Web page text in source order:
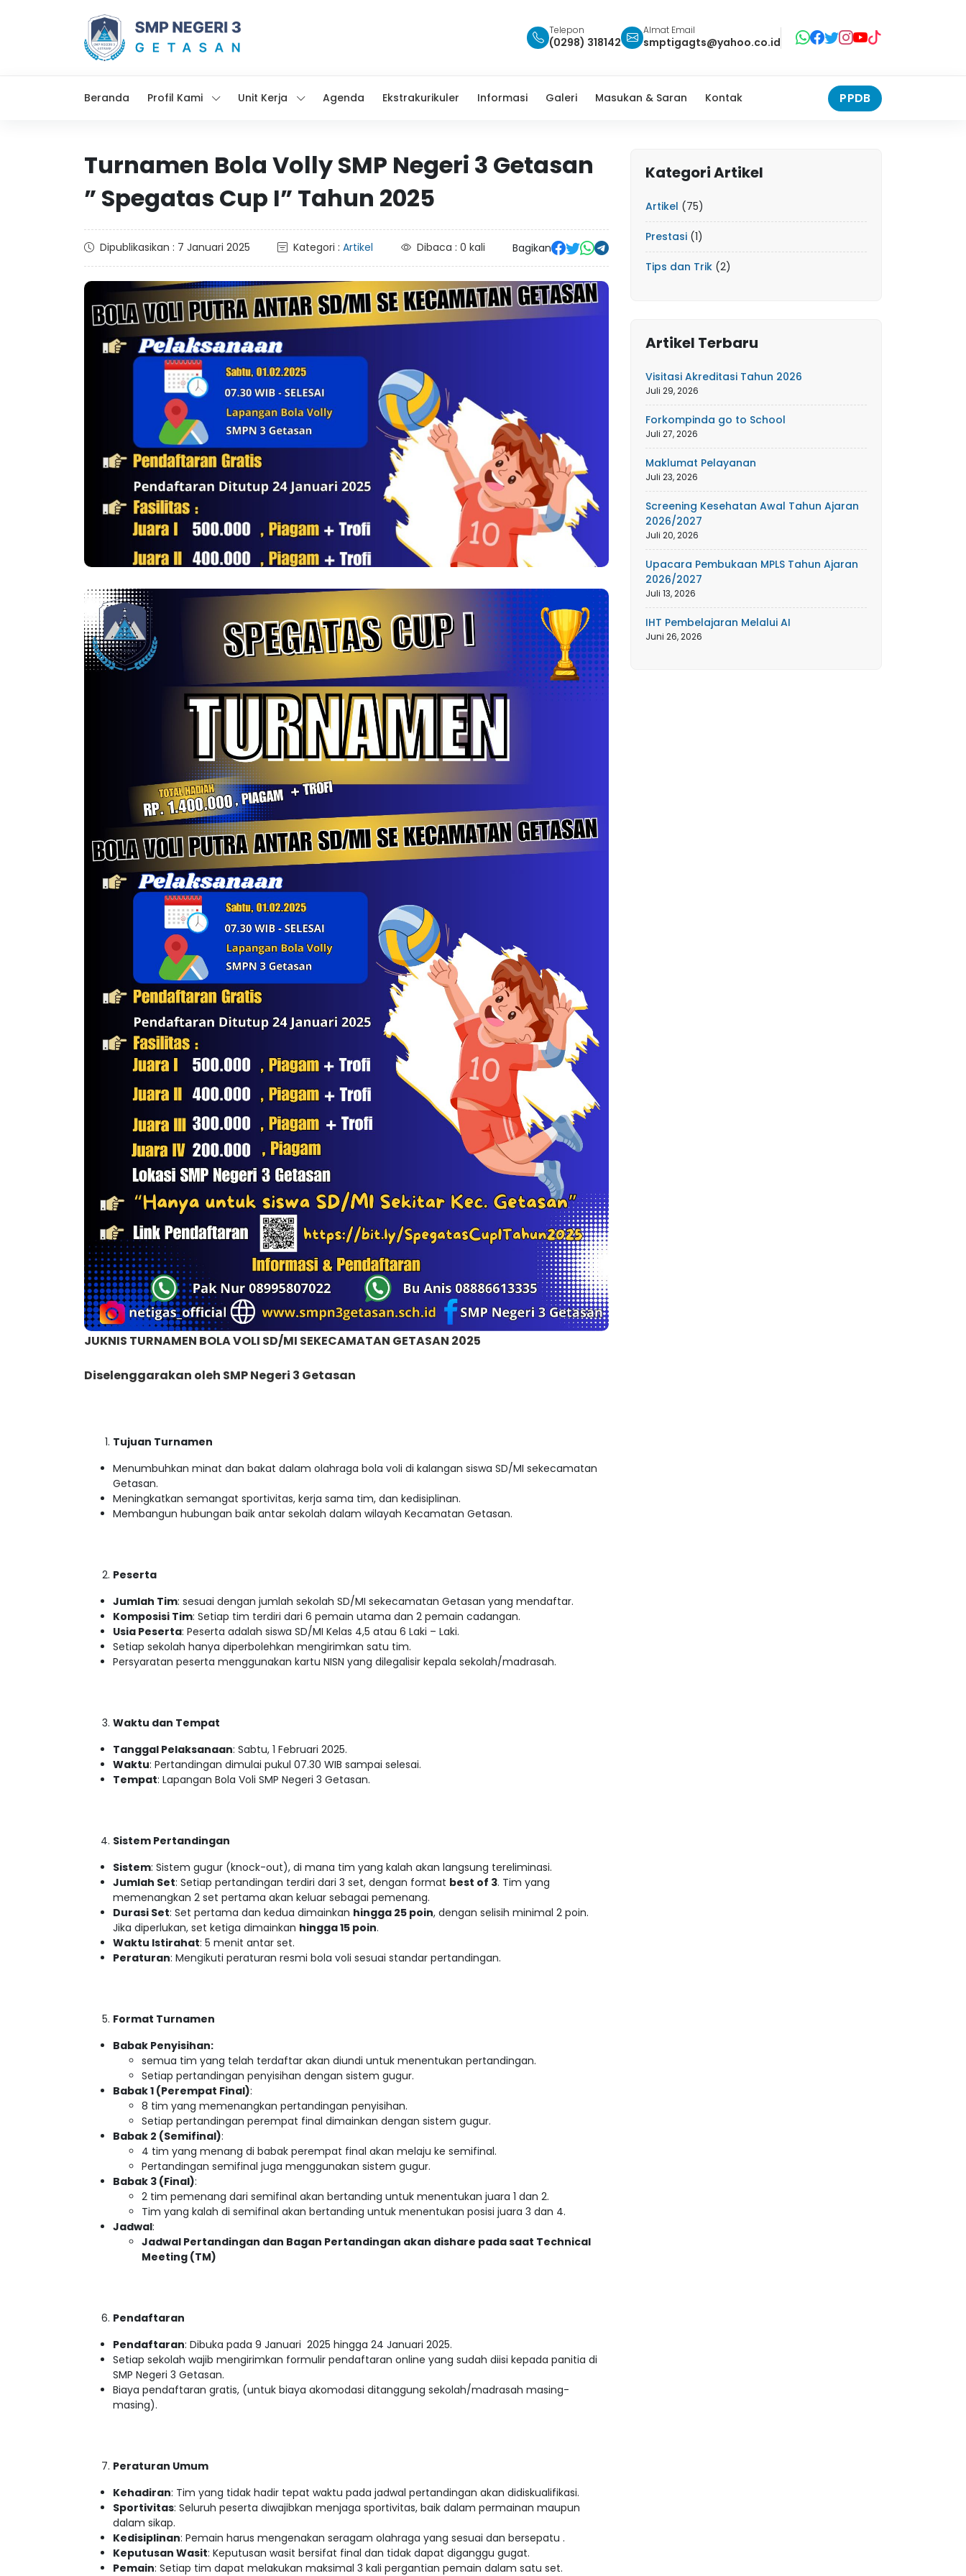
Telepon
(0298) 318142
Almat Email
smptigagts@yahoo.co.id
Beranda Profil Kami Unit Kerja Agenda Ekstrakurikuler Informasi Galeri Masukan & Saran Kontak PPDB
Turnamen Bola Volly SMP Negeri 3 Getasan
” Spegatas Cup I” Tahun 2025
Dipublikasikan : 7 Januari 2025 Kategori :Artikel Dibaca : 0 kali Bagikan
JUKNIS TURNAMEN BOLA VOLI SD/MI SEKECAMATAN GETASAN 2025
Diselenggarakan oleh SMP Negeri 3 Getasan
Tujuan Turnamen
Menumbuhkan minat dan bakat dalam olahraga bola voli di kalangan siswa SD/MI sekecamatan
Getasan.
Meningkatkan semangat sportivitas, kerja sama tim, dan kedisiplinan.
Membangun hubungan baik antar sekolah dalam wilayah Kecamatan Getasan.
Peserta
Jumlah Tim: sesuai dengan jumlah sekolah SD/MI sekecamatan Getasan yang mendaftar.
Komposisi Tim: Setiap tim terdiri dari 6 pemain utama dan 2 pemain cadangan.
Usia Peserta: Peserta adalah siswa SD/MI Kelas 4,5 atau 6 Laki – Laki.
Setiap sekolah hanya diperbolehkan mengirimkan satu tim.
Persyaratan peserta menggunakan kartu NISN yang dilegalisir kepala sekolah/madrasah.
Waktu dan Tempat
Tanggal Pelaksanaan: Sabtu, 1 Februari 2025.
Waktu: Pertandingan dimulai pukul 07.30 WIB sampai selesai.
Tempat: Lapangan Bola Voli SMP Negeri 3 Getasan.
Sistem Pertandingan
Sistem: Sistem gugur (knock-out), di mana tim yang kalah akan langsung tereliminasi.
Jumlah Set: Setiap pertandingan terdiri dari 3 set, dengan format best of 3. Tim yang
memenangkan 2 set pertama akan keluar sebagai pemenang.
Durasi Set: Set pertama dan kedua dimainkan hingga 25 poin, dengan selisih minimal 2 poin.
Jika diperlukan, set ketiga dimainkan hingga 15 poin.
Waktu Istirahat: 5 menit antar set.
Peraturan: Mengikuti peraturan resmi bola voli sesuai standar pertandingan.
Format Turnamen
Babak Penyisihan:
semua tim yang telah terdaftar akan diundi untuk menentukan pertandingan.
Setiap pertandingan penyisihan dengan sistem gugur.
Babak 1 (Perempat Final):
8 tim yang memenangkan pertandingan penyisihan.
Setiap pertandingan perempat final dimainkan dengan sistem gugur.
Babak 2 (Semifinal):
4 tim yang menang di babak perempat final akan melaju ke semifinal.
Pertandingan semifinal juga menggunakan sistem gugur.
Babak 3 (Final):
2 tim pemenang dari semifinal akan bertanding untuk menentukan juara 1 dan 2.
Tim yang kalah di semifinal akan bertanding untuk menentukan posisi juara 3 dan 4.
Jadwal:
Jadwal Pertandingan dan Bagan Pertandingan akan dishare pada saat Technical
Meeting (TM)
Pendaftaran
Pendaftaran: Dibuka pada 9 Januari 2025 hingga 24 Januari 2025.
Setiap sekolah wajib mengirimkan formulir pendaftaran online yang sudah diisi kepada panitia di
SMP Negeri 3 Getasan.
Biaya pendaftaran gratis, (untuk biaya akomodasi ditanggung sekolah/madrasah masing-
masing).
Peraturan Umum
Kehadiran: Tim yang tidak hadir tepat waktu pada jadwal pertandingan akan didiskualifikasi.
Sportivitas: Seluruh peserta diwajibkan menjaga sportivitas, baik dalam permainan maupun
dalam sikap.
Kedisiplinan: Pemain harus mengenakan seragam olahraga yang sesuai dan bersepatu .
Keputusan Wasit: Keputusan wasit bersifat final dan tidak dapat diganggu gugat.
Pemain: Setiap tim dapat melakukan maksimal 3 kali pergantian pemain dalam satu set.
Kategori Artikel
Artikel (75)
Prestasi (1)
Tips dan Trik (2)
Artikel Terbaru
Visitasi Akreditasi Tahun 2026
Juli 29, 2026
Forkompinda go to School
Juli 27, 2026
Maklumat Pelayanan
Juli 23, 2026
Screening Kesehatan Awal Tahun Ajaran
2026/2027
Juli 20, 2026
Upacara Pembukaan MPLS Tahun Ajaran
2026/2027
Juli 13, 2026
IHT Pembelajaran Melalui AI
Juni 26, 2026